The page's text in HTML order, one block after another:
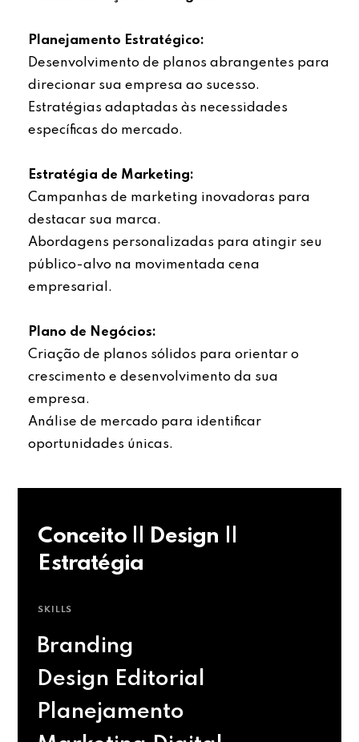
Planejamento Estratégico:
Desenvolvimento de planos abrangentes para
direcionar sua empresa ao sucesso.
Estratégias adaptadas às necessidades
específicas do mercado.
Estratégia de Marketing:
Campanhas de marketing inovadoras para
destacar sua marca.
Abordagens personalizadas para atingir seu
público-alvo na movimentada cena
empresarial.
Plano de Negócios:
Criação de planos sólidos para orientar o
crescimento e desenvolvimento da sua
empresa.
Análise de mercado para identificar
oportunidades únicas.
Conceito || Design ||
Estratégia
SKILLS
Branding
Design Editorial
Planejamento